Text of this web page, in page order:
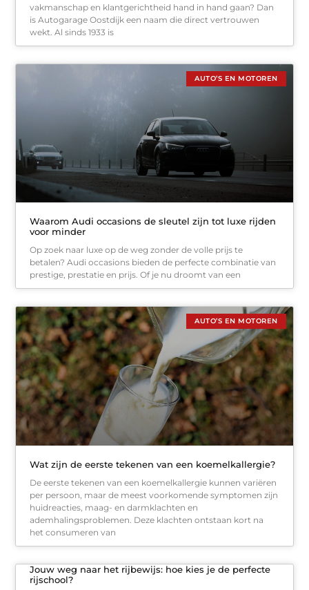
vakmanschap en klantgerichtheid hand in hand gaan? Dan
is Autogarage Oostdijk een naam die direct vertrouwen
wekt. Al sinds 1933 is
AUTO’S EN MOTOREN
Waarom Audi occasions de sleutel zijn tot luxe rijden
voor minder
Op zoek naar luxe op de weg zonder de volle prijs te
betalen? Audi occasions bieden de perfecte combinatie van
prestige, prestatie en prijs. Of je nu droomt van een
AUTO’S EN MOTOREN
Wat zijn de eerste tekenen van een koemelkallergie?
De eerste tekenen van een koemelkallergie kunnen variëren
per persoon, maar de meest voorkomende symptomen zijn
huidreacties, maag- en darmklachten en
ademhalingsproblemen. Deze klachten ontstaan kort na
het consumeren van
Jouw weg naar het rijbewijs: hoe kies je de perfecte
rijschool?